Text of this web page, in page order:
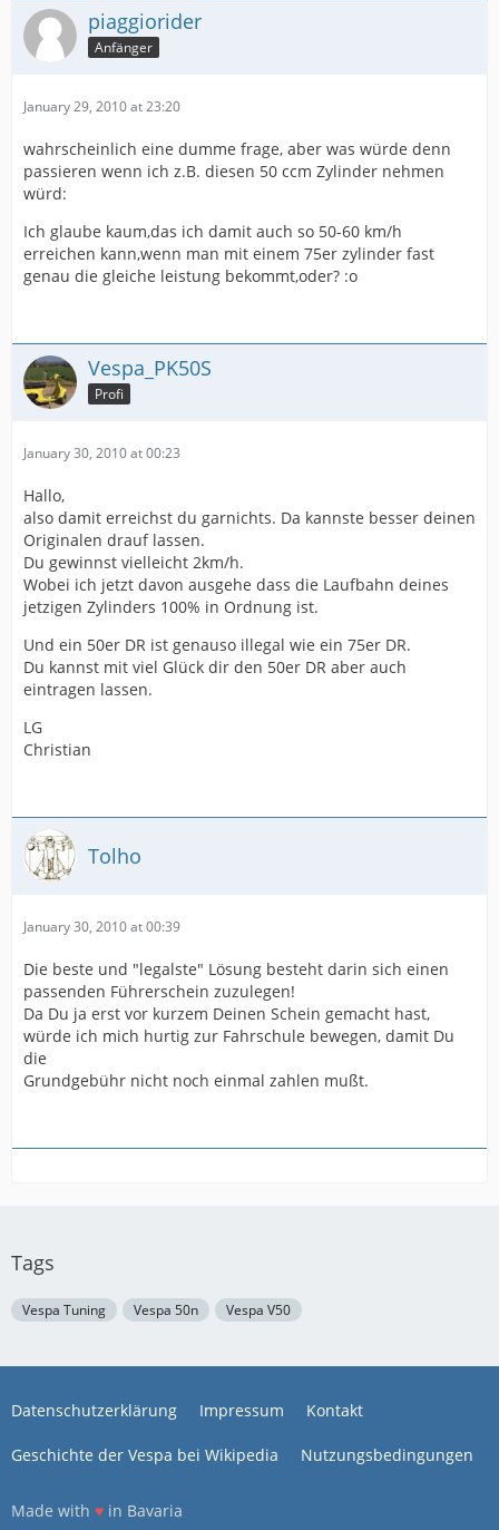
piaggiorider
Anfänger
January 29, 2010 at 23:20
wahrscheinlich eine dumme frage, aber was würde denn
passieren wenn ich z.B. diesen 50 ccm Zylinder nehmen
würd:
Ich glaube kaum,das ich damit auch so 50-60 km/h
erreichen kann,wenn man mit einem 75er zylinder fast
genau die gleiche leistung bekommt,oder? :o
Vespa_PK50S
Profi
January 30, 2010 at 00:23
Hallo,
also damit erreichst du garnichts. Da kannste besser deinen
Originalen drauf lassen.
Du gewinnst vielleicht 2km/h.
Wobei ich jetzt davon ausgehe dass die Laufbahn deines
jetzigen Zylinders 100% in Ordnung ist.
Und ein 50er DR ist genauso illegal wie ein 75er DR.
Du kannst mit viel Glück dir den 50er DR aber auch
eintragen lassen.
LG
Christian
Tolho
January 30, 2010 at 00:39
Die beste und "legalste" Lösung besteht darin sich einen
passenden Führerschein zuzulegen!
Da Du ja erst vor kurzem Deinen Schein gemacht hast,
würde ich mich hurtig zur Fahrschule bewegen, damit Du
die
Grundgebühr nicht noch einmal zahlen mußt.
Tags
Vespa Tuning Vespa 50n Vespa V50
Datenschutzerklärung Impressum Kontakt
Geschichte der Vespa bei Wikipedia Nutzungsbedingungen
Made with ♥ in Bavaria